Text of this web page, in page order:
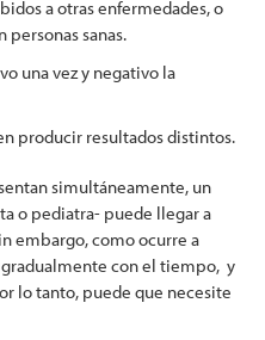
a otras enfermedades, o
personas sanas.
una vez y negativo la
producir resultados distintos.
simultáneamente, un
o pediatra- puede llegar a
embargo, como ocurre a
con el tiempo, y
lo tanto, puede que necesite